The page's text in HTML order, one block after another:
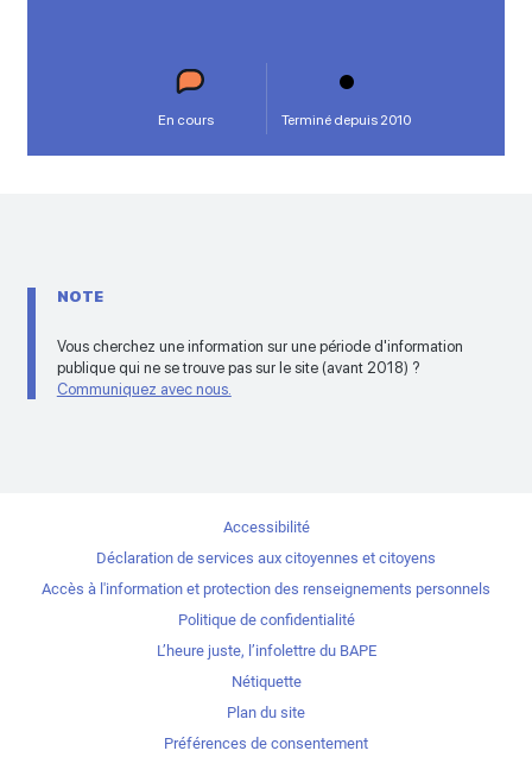
En cours Terminé depuis 2010
NOTE
Vous cherchez une information sur une période d'information
publique qui ne se trouve pas sur le site (avant 2018) ?
Communiquez avec nous.
Accessibilité
Déclaration de services aux citoyennes et citoyens
Accès à l'information et protection des renseignements personnels
Politique de confidentialité
L’heure juste, l’infolettre du BAPE
Nétiquette
Plan du site
Préférences de consentement